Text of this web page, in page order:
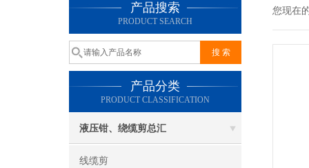
产品搜索
PRODUCT SEARCH
产品分类
PRODUCT CLASSIFICATION
液压钳、绕缆剪总汇
线缆剪
您现在